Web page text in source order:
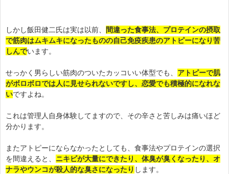
しかし飯田健二氏は実は以前、
間違った食事法、プロテインの摂取
で筋肉はムキムキになったものの自己免疫疾患のアトピーになり苦
しんでいます。
せっかく男らしい筋肉のついたカッコいい体型でも、 アトピーで肌
がボロボロでは人に見せられないですし、恋愛でも積極的になれな
いですよね。
これは管理人自身体験してますので、その辛さと苦しみは痛いほど
分かります。
またアトピーにならなかったとしても、食事法やプロテインの選択
を間違えると、 ニキビが大量にできたり、体臭が臭くなったり、オ
ナラやウンコが殺人的な臭さになったり します。